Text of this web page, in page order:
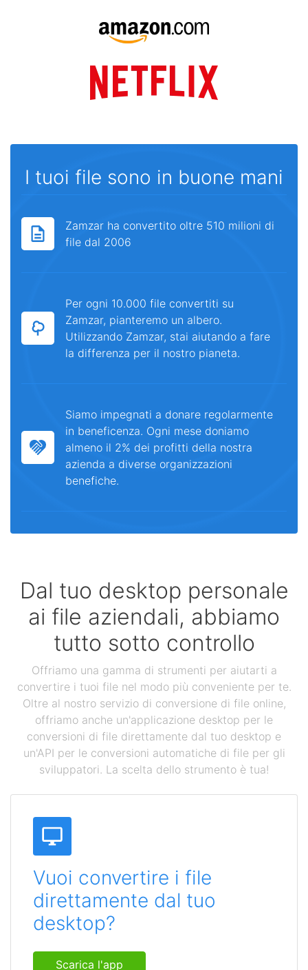
I tuoi file sono in buone mani
Zamzar ha convertito oltre 510 milioni di
file dal 2006
Per ogni 10.000 file convertiti su
Zamzar, pianteremo un albero.
Utilizzando Zamzar, stai aiutando a fare
la differenza per il nostro pianeta.
Siamo impegnati a donare regolarmente
in beneficenza. Ogni mese doniamo
almeno il 2% dei profitti della nostra
azienda a diverse organizzazioni
benefiche.
Dal tuo desktop personale
ai file aziendali, abbiamo
tutto sotto controllo
Offriamo una gamma di strumenti per aiutarti a
convertire i tuoi file nel modo più conveniente per te.
Oltre al nostro servizio di conversione di file online,
offriamo anche un'applicazione desktop per le
conversioni di file direttamente dal tuo desktop e
un'API per le conversioni automatiche di file per gli
sviluppatori. La scelta dello strumento è tua!
Vuoi convertire i file
direttamente dal tuo
desktop?
Scarica l'app